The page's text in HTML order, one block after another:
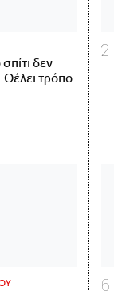
δεν
Θέλει τρόπο.